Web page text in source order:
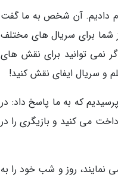
دادیم. آن شخص به ما گفت
شما برای سریال های مختلف
و ادامه داد که اگر نمی توانید برای نقش های
که به ما پاسخ داد: در
می کنید و بازیگری را در
روز و شب خود را به